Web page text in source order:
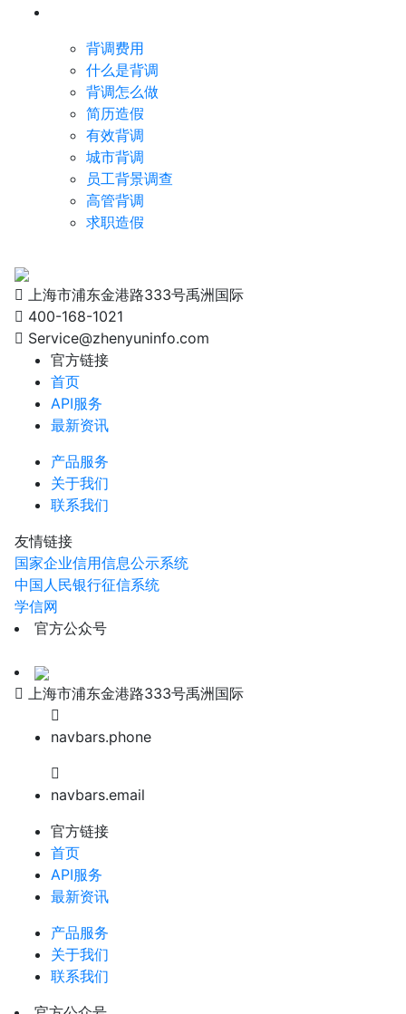
背调费用
什么是背调
背调怎么做
简历造假
有效背调
城市背调
员工背景调查
高管背调
求职造假
上海市浦东金港路333号禹洲国际
400-168-1021
Service@zhenyuninfo.com
官方链接
首页
API服务
最新资讯
产品服务
关于我们
联系我们
友情链接
国家企业信用信息公示系统
中国人民银行征信系统
学信网
官方公众号
上海市浦东金港路333号禹洲国际
navbars.phone
navbars.email
官方链接
首页
API服务
最新资讯
产品服务
关于我们
联系我们